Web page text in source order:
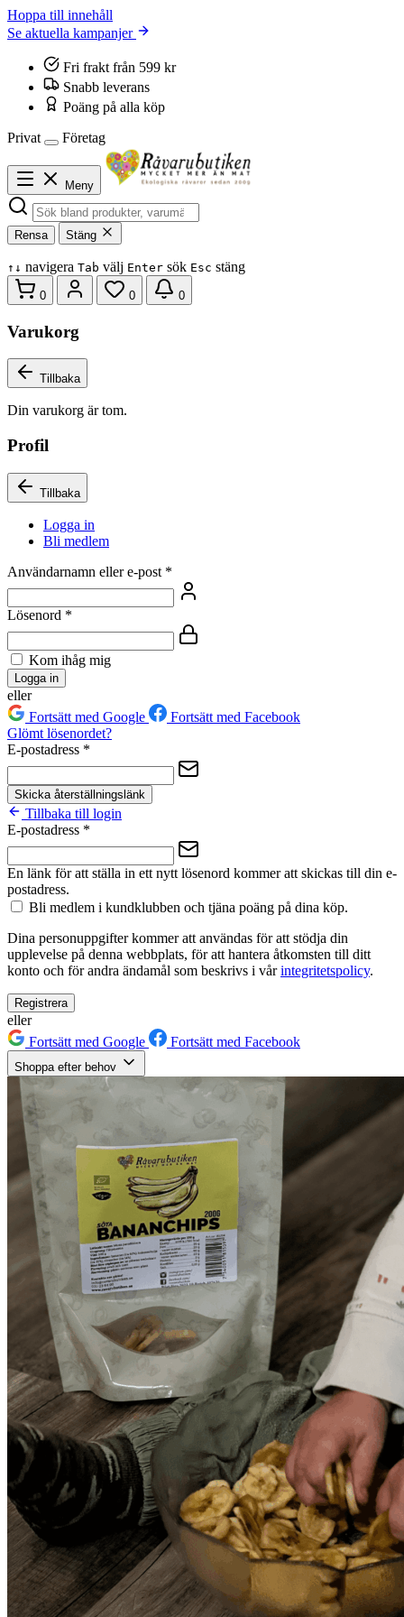
Hoppa till innehåll
Se aktuella kampanjer
Fri frakt från 599 kr
Snabb leverans
Poäng på alla köp
Privat
Företag
Meny
Rensa Stäng
↑ ↓ navigera Tab välj Enter sök Esc stäng
0 0 0
Varukorg
Tillbaka
Din varukorg är tom.
Profil
Tillbaka
Logga in
Bli medlem
Användarnamn eller e-post *
Lösenord *
Kom ihåg mig
Logga in
eller
Fortsätt med Google
Fortsätt med Facebook
Glömt lösenordet?
E-postadress *
Skicka återställningslänk
Tillbaka till login
E-postadress *
En länk för att ställa in ett nytt lösenord kommer att skickas till din e-
postadress.
Bli medlem i kundklubben och tjäna poäng på dina köp.
Dina personuppgifter kommer att användas för att stödja din
upplevelse på denna webbplats, för att hantera åtkomsten till ditt
konto och för andra ändamål som beskrivs i vårintegritetspolicy.
Registrera
eller
Fortsätt med Google
Fortsätt med Facebook
Shoppa efter behov